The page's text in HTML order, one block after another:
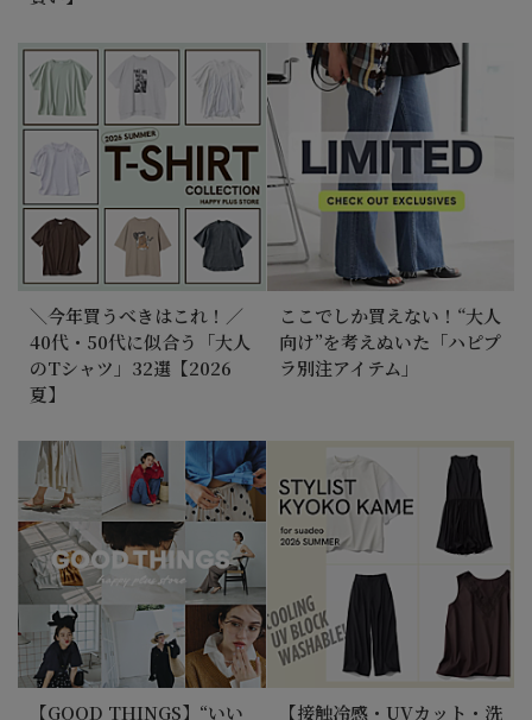
＼今年買うべきはこれ！／
40代・50代に似合う「大人
のTシャツ」32選【2026
夏】
ここでしか買えない！“大人
向け”を考えぬいた「ハピプ
ラ別注アイテム」
【GOOD THINGS】“いい
【接触冷感・UVカット・洗